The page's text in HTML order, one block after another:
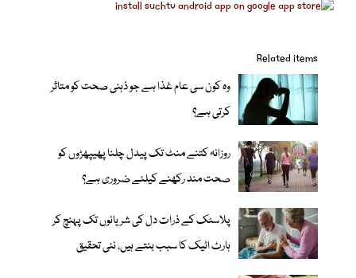
Related items
وہ کون سی عام غذا ہے جو ذہنی صحت کو متاثر
کرتی ہے؟
روزانہ کتنے منٹ تک پیدل چلنا پھیپھڑوں کو
صحت مند رکھنے کیلئے ضروری ہے؟
پلاسٹک کے ذرات دل کی شریانوں تک پہنچ کر
ہارٹ اٹیک کا سبب بنتے ہیں، نئی تحقیق